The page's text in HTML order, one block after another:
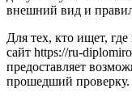
внешний вид и
Для тех, кто ищет, где
сайт https://ru-
предоставляет
прошедший проверку.